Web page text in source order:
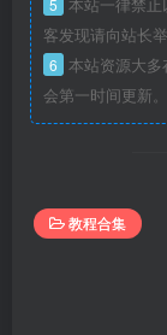
本站一律禁
客发现请向站长
6 本站资源大
会第一时间更新。
教程合集